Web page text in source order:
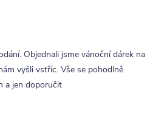
Objednali jsme vánoční dárek na
vyšli vstříc. Vše se pohodlně
a jen doporučit